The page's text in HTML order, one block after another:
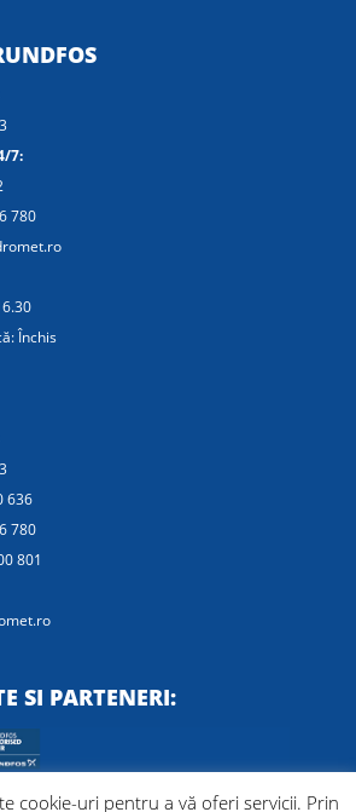
7:
780
Închis
636
780
801
SI PARTENERI:
cookie-uri pentru a vă oferi servicii. Prin